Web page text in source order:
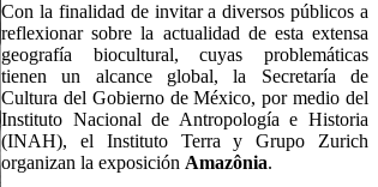
Con la finalidad de invitar a diversos públicos a
reflexionar sobre la actualidad de esta extensa
geografía biocultural, cuyas problemáticas
tienen un alcance global, la Secretaría de
Cultura del Gobierno de México, por medio del
Instituto Nacional de Antropología e Historia
(INAH), el Instituto Terra y Grupo Zurich
organizan la exposición Amazônia.